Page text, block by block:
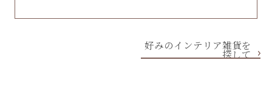
好みのインテリア雑貨を
探して